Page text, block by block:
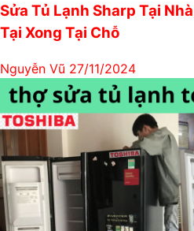
Sửa Tủ Lạnh Sharp Tại Nhà
Tại Xong Tại Chỗ
Nguyễn Vũ 27/11/2024